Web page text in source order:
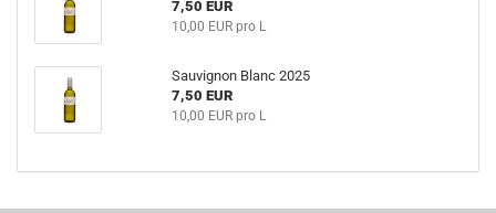
7,50 EUR
10,00 EUR pro L
Sauvignon Blanc 2025
7,50 EUR
10,00 EUR pro L